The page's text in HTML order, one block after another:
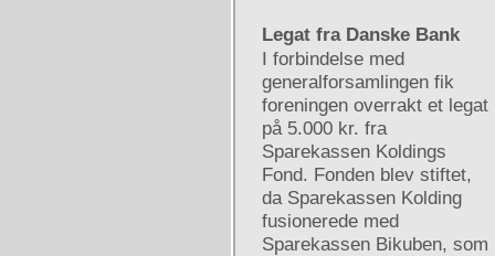
Legat fra Danske Bank
I forbindelse med
generalforsamlingen fik
foreningen overrakt et legat
på 5.000 kr. fra
Sparekassen Koldings
Fond. Fonden blev stiftet,
da Sparekassen Kolding
fusionerede med
Sparekassen Bikuben, som